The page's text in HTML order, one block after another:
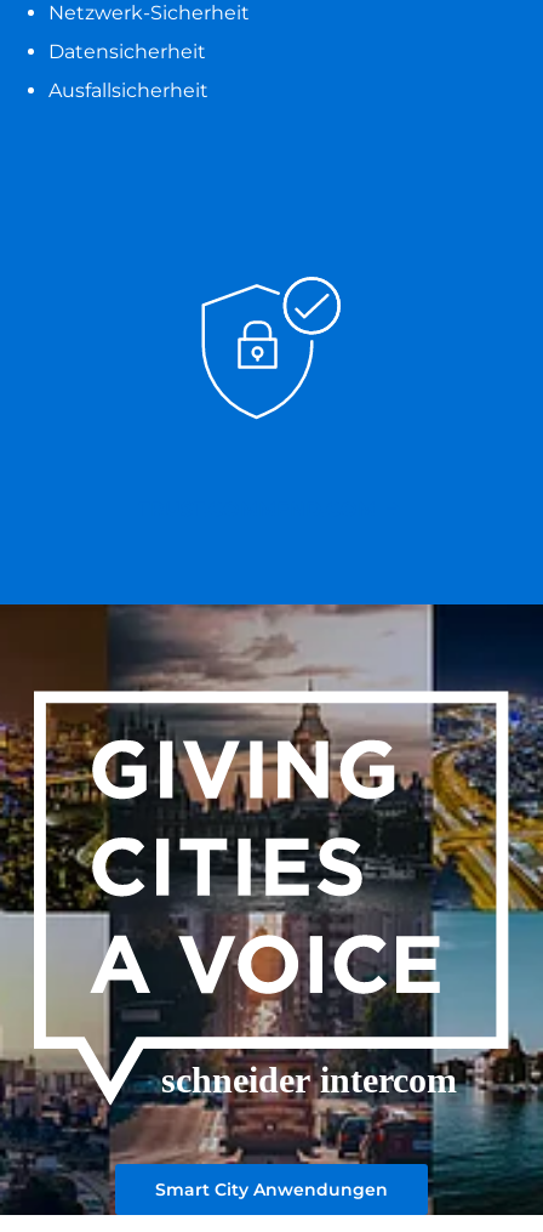
Netzwerk-Sicherheit
Datensicherheit
Ausfallsicherheit
Smart City Anwendungen